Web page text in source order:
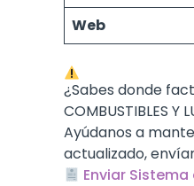
Web
¿Sabes donde
COMBUSTIBLES Y
Ayúdanos a
actualizado,
Enviar